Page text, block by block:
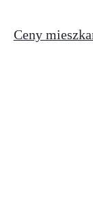
Ceny